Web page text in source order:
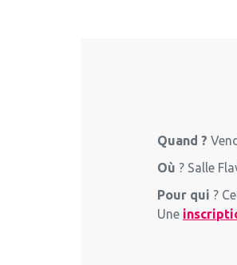
Quand ?
Où ? Salle
Pour qui ?
Une